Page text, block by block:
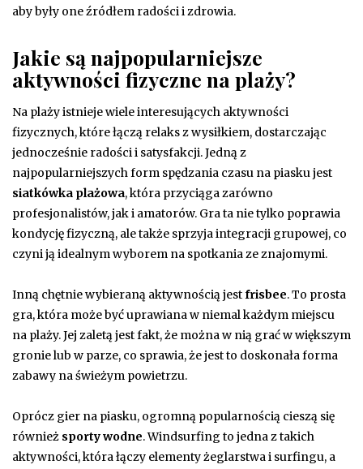
aby były one źródłem radości i zdrowia.
Jakie są najpopularniejsze
aktywności fizyczne na plaży?
Na plaży istnieje wiele interesujących aktywności
fizycznych, które łączą relaks z wysiłkiem, dostarczając
jednocześnie radości i satysfakcji. Jedną z
najpopularniejszych form spędzania czasu na piasku jest
siatkówka plażowa, która przyciąga zarówno
profesjonalistów, jak i amatorów. Gra ta nie tylko poprawia
kondycję fizyczną, ale także sprzyja integracji grupowej, co
czyni ją idealnym wyborem na spotkania ze znajomymi.
Inną chętnie wybieraną aktywnością jestfrisbee. To prosta
gra, która może być uprawiana w niemal każdym miejscu
na plaży. Jej zaletą jest fakt, że można w nią grać w większym
gronie lub w parze, co sprawia, że jest to doskonała forma
zabawy na świeżym powietrzu.
Oprócz gier na piasku, ogromną popularnością cieszą się
również sporty wodne. Windsurfing to jedna z takich
aktywności, która łączy elementy żeglarstwa i surfingu, a